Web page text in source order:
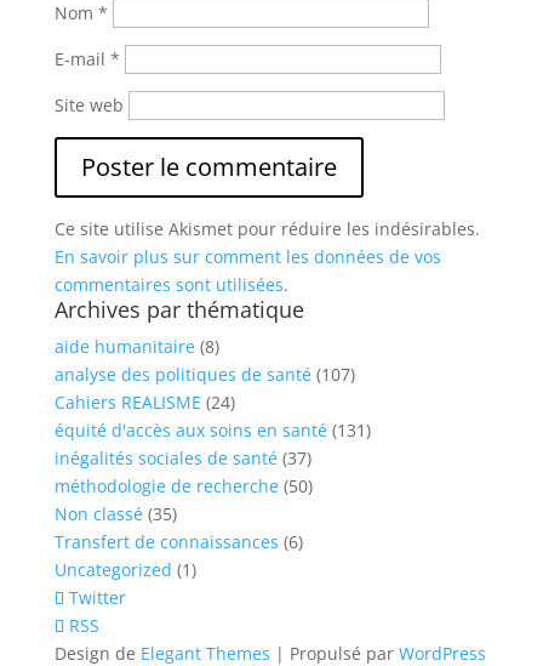
Nom *
E-mail *
Site web
Ce site utilise Akismet pour réduire les indésirables.
En savoir plus sur comment les données de vos
commentaires sont utilisées.
Archives par thématique
aide humanitaire(8)
analyse des politiques de santé(107)
Cahiers REALISME (24)
équité d'accès aux soins en santé(131)
inégalités sociales de santé(37)
méthodologie de recherche(50)
Non classé(35)
Transfert de connaissances (6)
Uncategorized (1)
Twitter
RSS
Design de Elegant Themes | Propulsé par WordPress